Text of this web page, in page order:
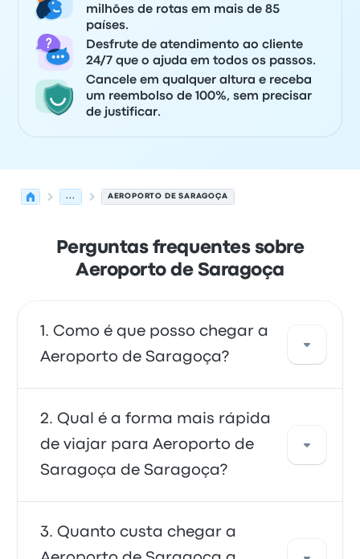
milhões de rotas em mais de 85
países.
Desfrute de atendimento ao cliente
24/7 que o ajuda em todos os passos.
Cancele em qualquer altura e receba
um reembolso de 100%, sem precisar
de justificar.
... AEROPORTO DE SARAGOÇA
Perguntas frequentes sobre
Aeroporto de Saragoça
Como é que posso chegar a
Aeroporto de Saragoça?
Pode apanhar o autocarro, que oferece
acesso direto ao aeroporto. Em alternativa,
também pode apanhar um táxi ou usar um
serviço de partilha de viagens.
Qual é a forma mais rápida
de viajar para Aeroporto de
Saragoça de Saragoça?
A maneira mais rápida de viajar de e para o
Aeroporto de Saragoça é autocarro, o que
Quanto custa chegar a